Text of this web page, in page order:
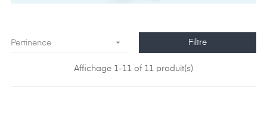
Pertinence  Filtre
Affichage 1-11 of 11 produit(s)